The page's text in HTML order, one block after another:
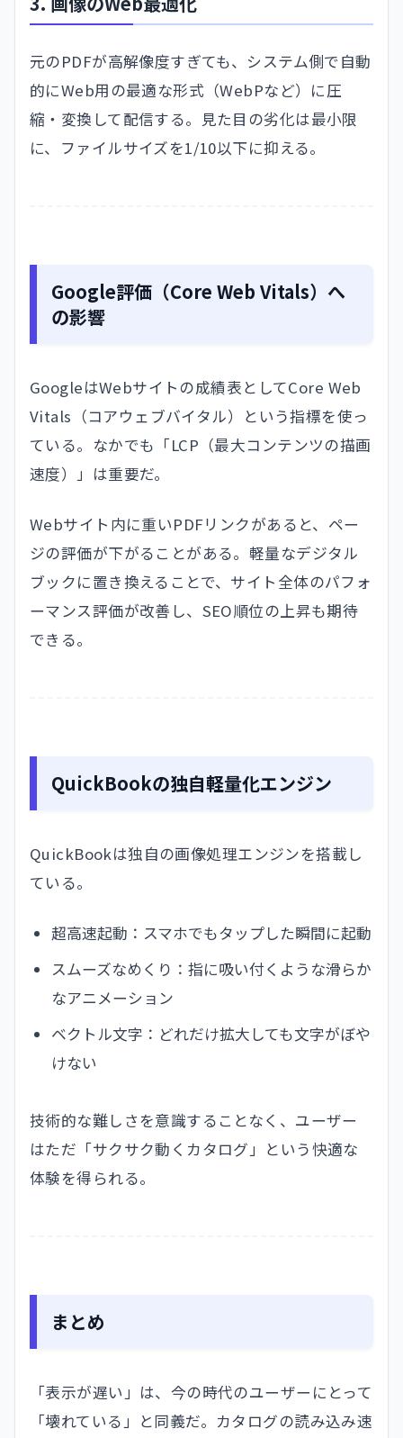
元のPDFが高解像度すぎても、システム側で自動
的にWeb用の最適な形式（WebPなど）に圧
縮・変換して配信する。見た目の劣化は最小限
に、ファイルサイズを1/10以下に抑える。
Google評価（Core Web Vitals）へ
の影響
GoogleはWebサイトの成績表としてCore Web
Vitals（コアウェブバイタル）という指標を使っ
ている。なかでも「LCP（最大コンテンツの描画
速度）」は重要だ。
Webサイト内に重いPDFリンクがあると、ペー
ジの評価が下がることがある。軽量なデジタル
ブックに置き換えることで、サイト全体のパフォ
ーマンス評価が改善し、SEO順位の上昇も期待
できる。
QuickBookの独自軽量化エンジン
QuickBookは独自の画像処理エンジンを搭載し
ている。
超高速起動：スマホでもタップした瞬間に起動
スムーズなめくり：指に吸い付くような滑らか
なアニメーション
ベクトル文字：どれだけ拡大しても文字がぼや
けない
技術的な難しさを意識することなく、ユーザー
はただ「サクサク動くカタログ」という快適な
体験を得られる。
まとめ
「表示が遅い」は、今の時代のユーザーにとって
「壊れている」と同義だ。カタログの読み込み速